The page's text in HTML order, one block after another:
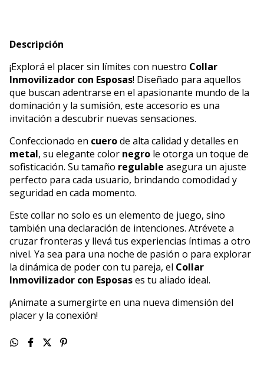
Descripción
¡Explorá el placer sin límites con nuestro Collar
Inmovilizador con Esposas! Diseñado para aquellos
que buscan adentrarse en el apasionante mundo de la
dominación y la sumisión, este accesorio es una
invitación a descubrir nuevas sensaciones.
Confeccionado en cuerode alta calidad y detalles en
metal, su elegante color negro le otorga un toque de
sofisticación. Su tamaño regulable asegura un ajuste
perfecto para cada usuario, brindando comodidad y
seguridad en cada momento.
Este collar no solo es un elemento de juego, sino
también una declaración de intenciones. Atrévete a
cruzar fronteras y llevá tus experiencias íntimas a otro
nivel. Ya sea para una noche de pasión o para explorar
la dinámica de poder con tu pareja, el Collar
Inmovilizador con Esposases tu aliado ideal.
¡Animate a sumergirte en una nueva dimensión del
placer y la conexión!